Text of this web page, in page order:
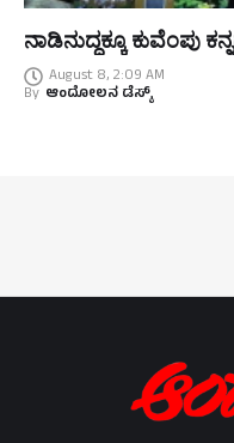
ನಾಡಿನುದ್ದಕ್ಕೂ ಕುವೆಂಪು
August 8, 2:09 AM
By ಆಂದೋಲನ ಡೆಸ್ಕ್